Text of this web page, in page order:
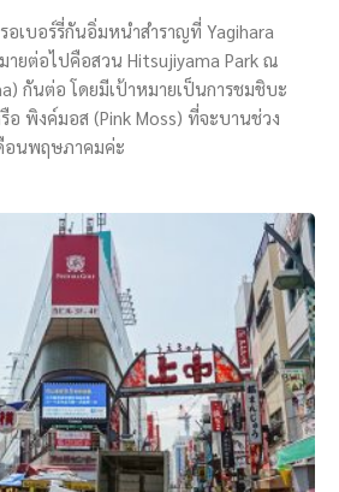
อเบอร์รี่กันอิ่มหนำสำราญที่ Yagihara
ายต่อไปคือสวน Hitsujiyama Park ณ
กันต่อ โดยมีเป้าหมายเป็นการชมชิบะ
อ พิงค์มอส (Pink Moss) ที่จะบานช่วง
อนพฤษภาคมค่ะ